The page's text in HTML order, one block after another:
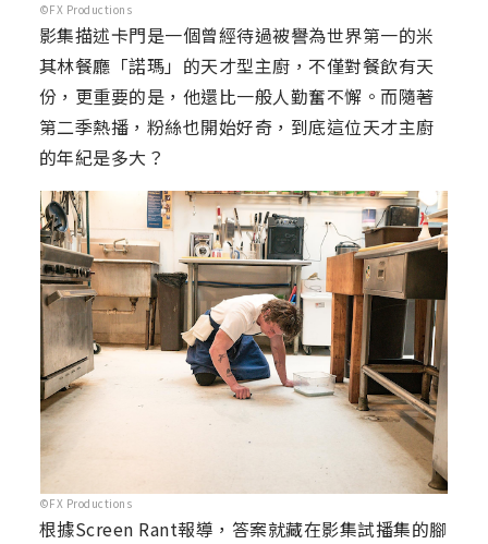
©FX Productions
影集描述卡門是一個曾經待過被譽為世界第一的米
其林餐廳「諾瑪」的天才型主廚，不僅對餐飲有天
份，更重要的是，他還比一般人勤奮不懈。而隨著
第二季熱播，粉絲也開始好奇，到底這位天才主廚
的年紀是多大？
©FX Productions
根據Screen Rant報導，答案就藏在影集試播集的腳